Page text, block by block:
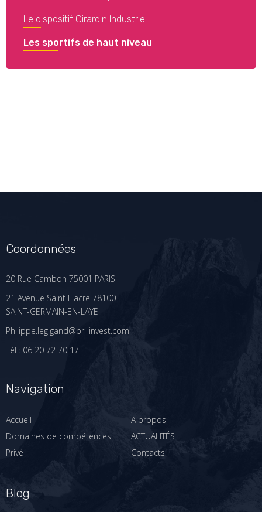
Le dispositif Girardin Industriel
Les sportifs de haut niveau
Coordonnées
20 Rue Cambon 75001 PARIS
21 Avenue Saint Fiacre 78100
SAINT-GERMAIN-EN-LAYE
Philippe.legigand@prl-invest.com
Tél : 06 20 72 70 17
Navigation
Accueil
A propos
Domaines de compétences
ACTUALITÉS
Privé
Contacts
Blog